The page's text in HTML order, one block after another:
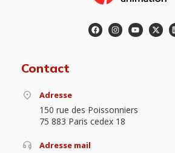
Contact
Adresse
150 rue des Poissonniers
75 883 Paris cedex 18
Adresse mail